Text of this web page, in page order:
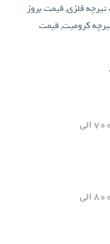
فلزی,قیمت بروز
کرومیت,قیمت
✳️ یونولیت تیرچه کرومیت یک متری/ ۷۰۰ الی
✳️ یونولیت تیرچه کرومیت یک متری/ ۸۰۰ الی